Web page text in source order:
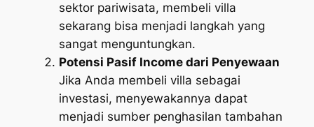
sektor pariwisata, membeli villa
sekarang bisa menjadi langkah yang
sangat menguntungkan.
Potensi Pasif Income dari Penyewaan
Jika Anda membeli villa sebagai
investasi, menyewakannya dapat
menjadi sumber penghasilan tambahan